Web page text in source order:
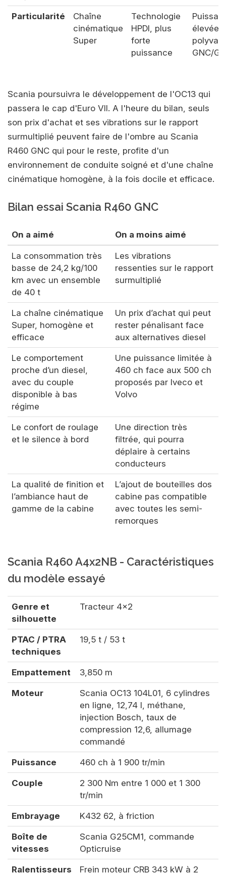
Particularité
Chaîne
cinématique
Super
Technologie
HPDI, plus
forte
puissance
élevée
GNC/
Scania poursuivra le développement de l'OC13 qui
passera le cap d'Euro VII. A l'heure du bilan, seuls
son prix d'achat et ses vibrations sur le rapport
surmultiplié peuvent faire de l'ombre au Scania
R460 GNC qui pour le reste, profite d'un
environnement de conduite soigné et d'une chaîne
cinématique homogène, à la fois docile et efficace.
Bilan essai Scania R460 GNC
On a aimé On a moins aimé
La consommation très
basse de 24,2 kg/100
km avec un ensemble
de 40 t
Les vibrations
ressenties sur le rapport
surmultiplié
La chaîne cinématique
Super, homogène et
efficace
Un prix d’achat qui peut
rester pénalisant face
aux alternatives diesel
Le comportement
proche d’un diesel,
avec du couple
disponible à bas
régime
Une puissance limitée à
460 ch face aux 500 ch
proposés par Iveco et
Volvo
Le confort de roulage
et le silence à bord
Une direction très
filtrée, qui pourra
déplaire à certains
conducteurs
La qualité de finition et
l’ambiance haut de
gamme de la cabine
L’ajout de bouteilles dos
cabine pas compatible
avec toutes les semi-
remorques
Scania R460 A4x2NB - Caractéristiques
du modèle essayé
Genre et
silhouette
Tracteur 4x2
PTAC / PTRA
techniques
19,5 t / 53 t
Empattement 3,850 m
Moteur
Scania OC13 104L01, 6 cylindres
en ligne, 12,74 l, méthane,
injection Bosch, taux de
compression 12,6, allumage
commandé
Puissance 460 ch à 1 900 tr/min
Couple
2 300 Nm entre 1 000 et 1 300
tr/min
Embrayage K432 62, à friction
Boîte de
vitesses
Scania G25CM1, commande
Opticruise
Ralentisseurs
Frein moteur CRB 343 kW à 2